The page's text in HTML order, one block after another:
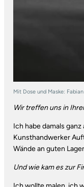
Mit Dose und Maske:
Wir treffen uns in
Ich habe damals
Kunsthandwerker
Wände an guten
Und wie kam es zur